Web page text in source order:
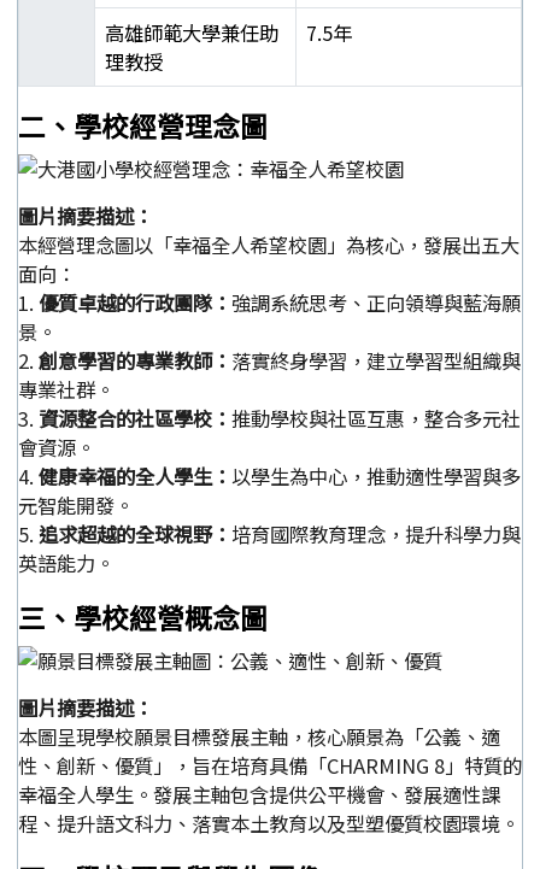
高雄師範大學兼任助
理教授
7.5年
二、學校經營理念圖
圖片摘要描述：
本經營理念圖以「幸福全人希望校園」為核心，發展出五大
面向：
1. 優質卓越的行政團隊： 強調系統思考、正向領導與藍海願
景。
2. 創意學習的專業教師： 落實終身學習，建立學習型組織與
專業社群。
3. 資源整合的社區學校： 推動學校與社區互惠，整合多元社
會資源。
4. 健康幸福的全人學生： 以學生為中心，推動適性學習與多
元智能開發。
5. 追求超越的全球視野： 培育國際教育理念，提升科學力與
英語能力。
三、學校經營概念圖
圖片摘要描述：
本圖呈現學校願景目標發展主軸，核心願景為「公義、適
性、創新、優質」，旨在培育具備「CHARMING 8」特質的
幸福全人學生。發展主軸包含提供公平機會、發展適性課
程、提升語文科力、落實本土教育以及型塑優質校園環境。